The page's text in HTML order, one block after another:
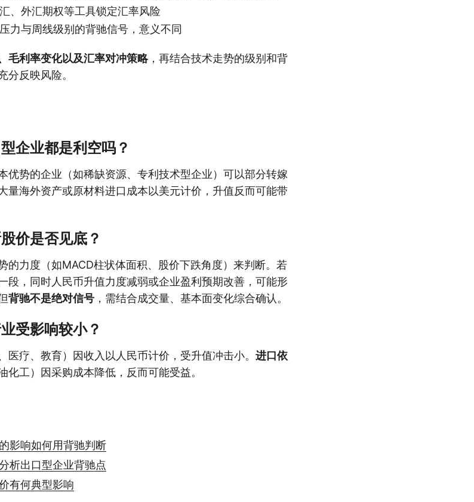
、外汇期权等工具锁定汇率风险
力与周线级别的背驰信号，意义不同
毛利率变化以及汇率对冲策略 ，再结合技术走势的级别和背
分反映风险。
企业都是利空吗？
优势的企业（如稀缺资源、专利技术型企业）可以部分转嫁
量海外资产或原材料进口成本以美元计价，升值反而可能带
价是否见底？
的力度（如MACD柱状体面积、股价下跌角度）来判断。若
段，同时人民币升值力度减弱或企业盈利预期改善，可能形
背驰不是绝对信号 ，需结合成交量、基本面变化综合确认。
受影响较小？
医疗、教育）因收入以人民币计价，受升值冲击小。 进口依
化工）因采购成本降低，反而可能受益。
影响如何用背驰判断
析出口型企业背驰点
有何典型影响